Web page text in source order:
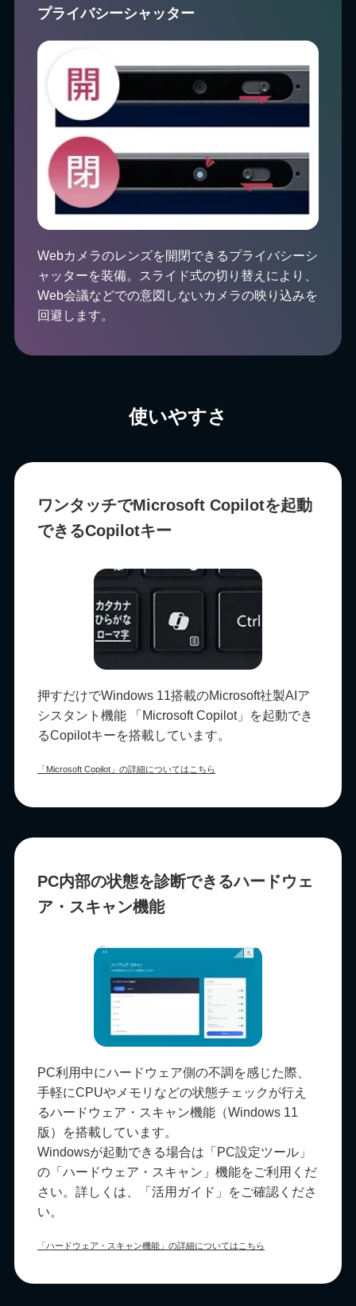
プライバシーシャッター
Webカメラのレンズを開閉できるプライバシーシ
ャッターを装備。スライド式の切り替えにより、
Web会議などでの意図しないカメラの映り込みを
回避します。
使いやすさ
ワンタッチでMicrosoft Copilotを起動
できるCopilotキー
押すだけでWindows 11搭載のMicrosoft社製AIア
シスタント機能 「Microsoft Copilot」を起動でき
るCopilotキーを搭載しています。
「Microsoft Copilot」の詳細についてはこちら
PC内部の状態を診断できるハードウェ
ア・スキャン機能
PC利用中にハードウェア側の不調を感じた際、
手軽にCPUやメモリなどの状態チェックが行え
るハードウェア・スキャン機能（Windows 11
版）を搭載しています。
Windowsが起動できる場合は「PC設定ツール」
の「ハードウェア・スキャン」機能をご利用くだ
さい。詳しくは、「活用ガイド」をご確認くださ
い。
「ハードウェア・スキャン機能」の詳細についてはこちら